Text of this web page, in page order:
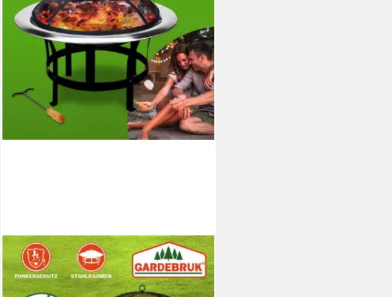
GARDEBRUK
Feuerschale XL, Feuerkorb Garten
Funkenschutz 75cm Edelstahl